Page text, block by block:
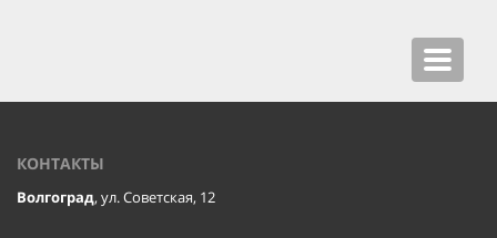
Toggle
КОНТАКТЫ
Волгоград, ул. Советская, 12